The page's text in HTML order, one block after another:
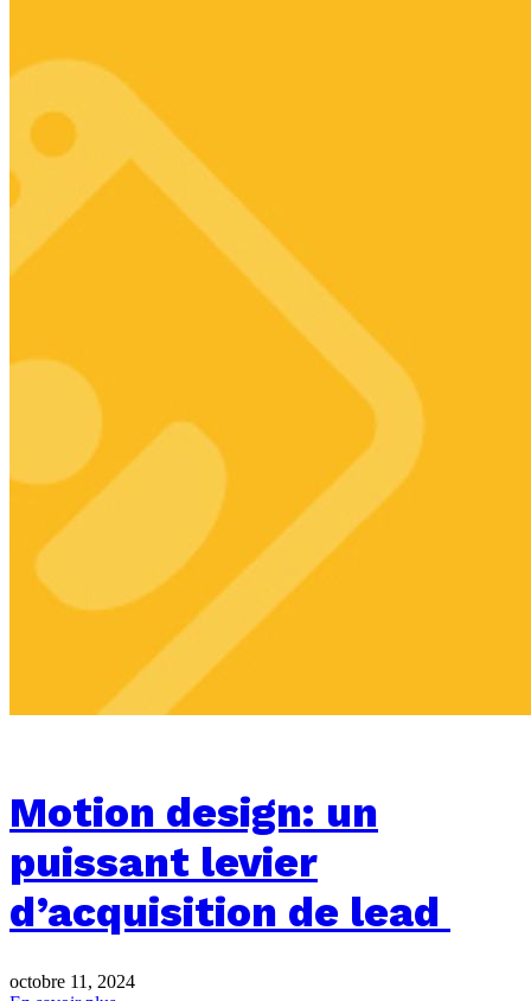
Motion design: un
puissant levier
d’acquisition de lead
octobre 11, 2024